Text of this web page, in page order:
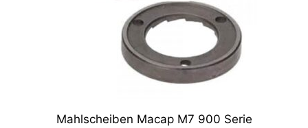
Mahlscheiben Macap M7 900 Serie